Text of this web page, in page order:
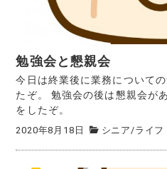
勉強会と懇親会
今日は終業後に業務について
たぞ。 勉強会の後は懇親会が
をしたぞ。
2020年8月18日 シニア /ライフ